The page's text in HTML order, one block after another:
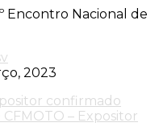
Encontro Nacional de
2023
confirmado